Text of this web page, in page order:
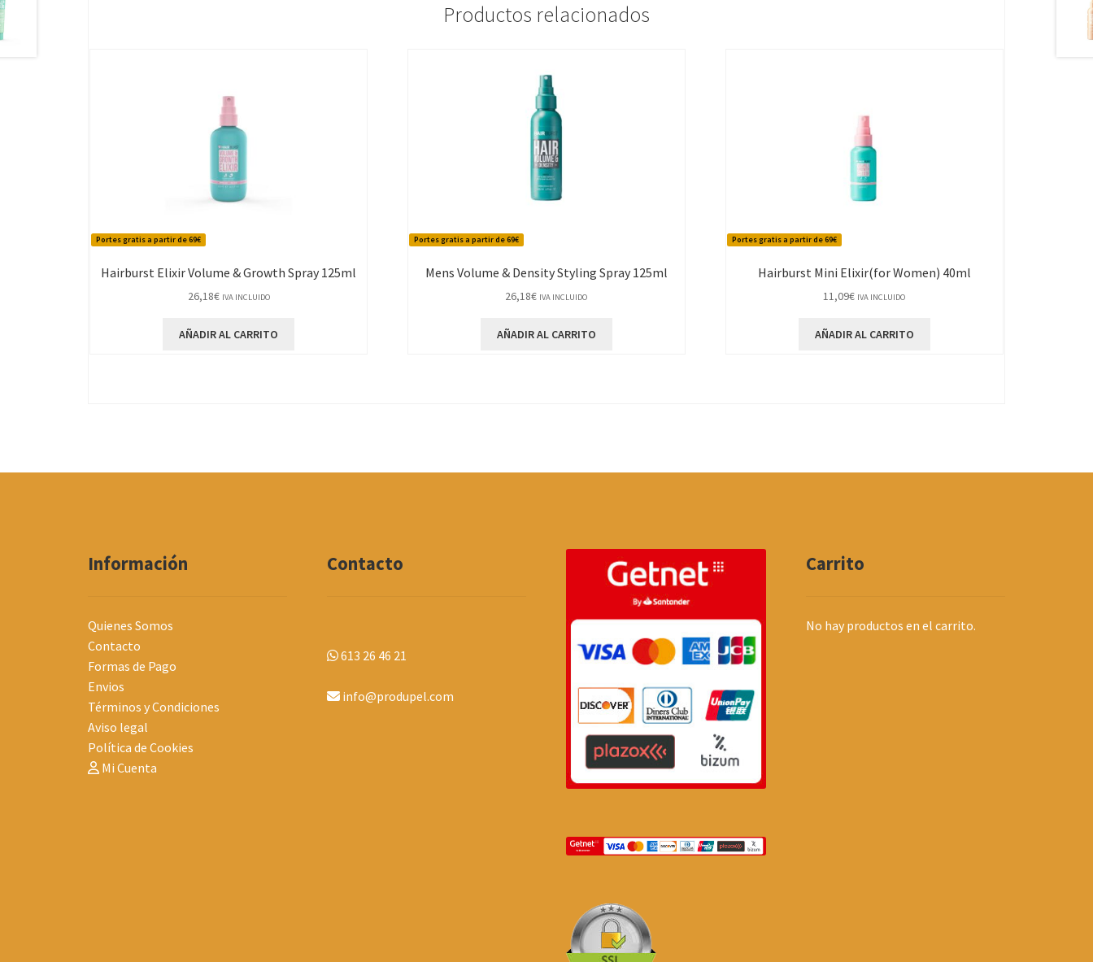
Productos relacionados
Portes gratis a partir de 69€
Hairburst Elixir Volume & Growth Spray 125ml
26,18€ IVA INCLUIDO
AÑADIR AL CARRITO
Portes gratis a partir de 69€
Mens Volume & Density Styling Spray 125ml
26,18€ IVA INCLUIDO
AÑADIR AL CARRITO
Portes gratis a partir de 69€
Hairburst Mini Elixir(for Women) 40ml
11,09€ IVA INCLUIDO
AÑADIR AL CARRITO
Información
Quienes Somos
Contacto
Formas de Pago
Envios
Términos y Condiciones
Aviso legal
Política de Cookies
Mi Cuenta
Contacto
613 26 46 21
info@produpel.com
Carrito
No hay productos en el carrito.